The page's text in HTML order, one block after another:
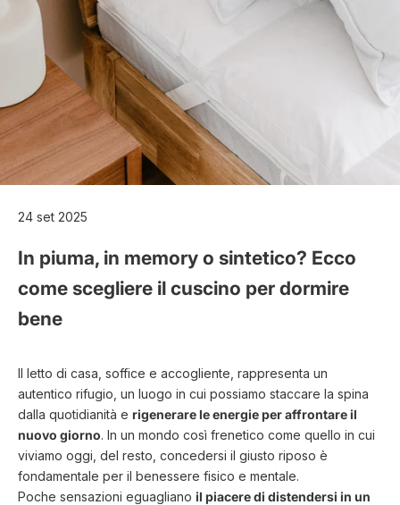
24 set 2025
In piuma, in memory o sintetico? Ecco
come scegliere il cuscino per dormire
bene
Il letto di casa, soffice e accogliente, rappresenta un
autentico rifugio, un luogo in cui possiamo staccare la spina
dalla quotidianità e rigenerare le energie per affrontare il
nuovo giorno. In un mondo così frenetico come quello in cui
viviamo oggi, del resto, concedersi il giusto riposo è
fondamentale per il benessere fisico e mentale.
Poche sensazioni eguagliano il piacere di distendersi in un